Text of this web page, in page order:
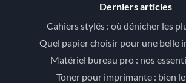
Derniers articles
Cahiers stylés : où dénicher les
Quel papier choisir pour une belle
Matériel bureau pro : nos
Toner pour imprimante : bien